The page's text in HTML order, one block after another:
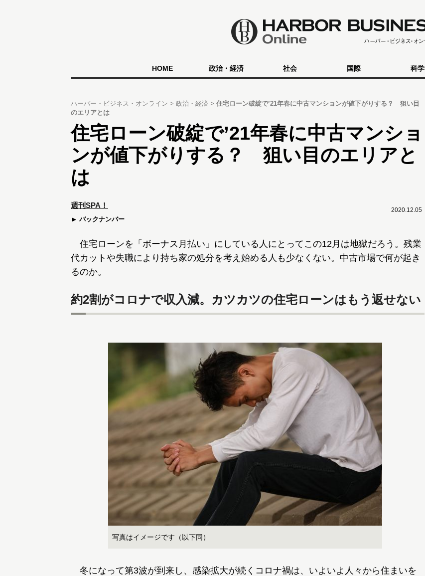
HOME 政治・経済 社会 国際 科学
ハーバー・ビジネス・オンライン 政治・経済
住宅ローン破綻で’21年春に中古マンションが値下がりする？ 狙い目
のエリアとは
住宅ローン破綻で’21年春に中古マンショ
ンが値下がりする？ 狙い目のエリアと
は
2020.12.05
週刊SPA！
バックナンバー
住宅ローンを「ボーナス月払い」にしている人にとってこの12月は地獄だろう。残業
代カットや失職により持ち家の処分を考え始める人も少なくない。中古市場で何が起き
るのか。
約2割がコロナで収入減。カツカツの住宅ローンはもう返せない
写真はイメージです（以下同）
冬になって第3波が到来し、感染拡大が続くコロナ禍は、いよいよ人々から住まいを